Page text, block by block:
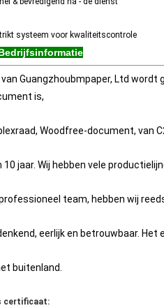
systeem voor kwaliteitscontrole
van Guangzhoubmpaper, Ltd
is,
Woodfree-document, van
10 jaar. Wij hebben vele
team, hebben wij
eerlijk en betrouwbaar.
buitenland.
certificaat: